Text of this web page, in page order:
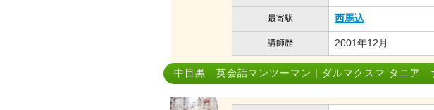
最寄駅 西馬込
講師歴 2001年12月
中目黒 英会話マンツーマン｜ダルマクスマ タニア